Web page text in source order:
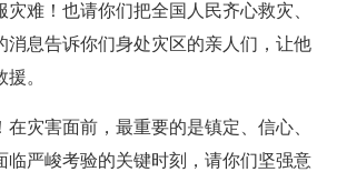
难！也请你们把全国人民齐心救灾、
消息告诉你们身处灾区的亲人们，让他
。
在灾害面前，最重要的是镇定、信心、
临严峻考验的关键时刻，请你们坚强意